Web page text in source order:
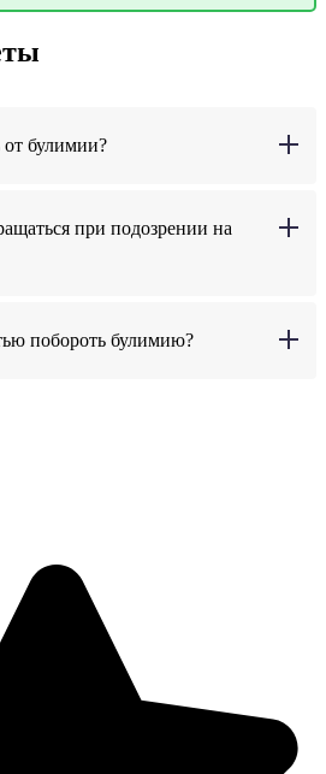
булимии?
при подозрении на
побороть булимию?